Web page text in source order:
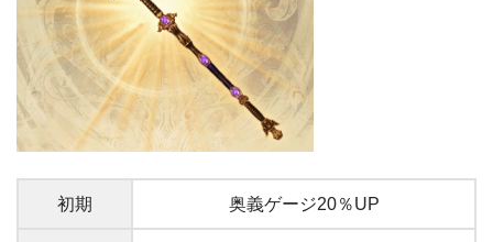
初期 奥義ゲージ20％UP